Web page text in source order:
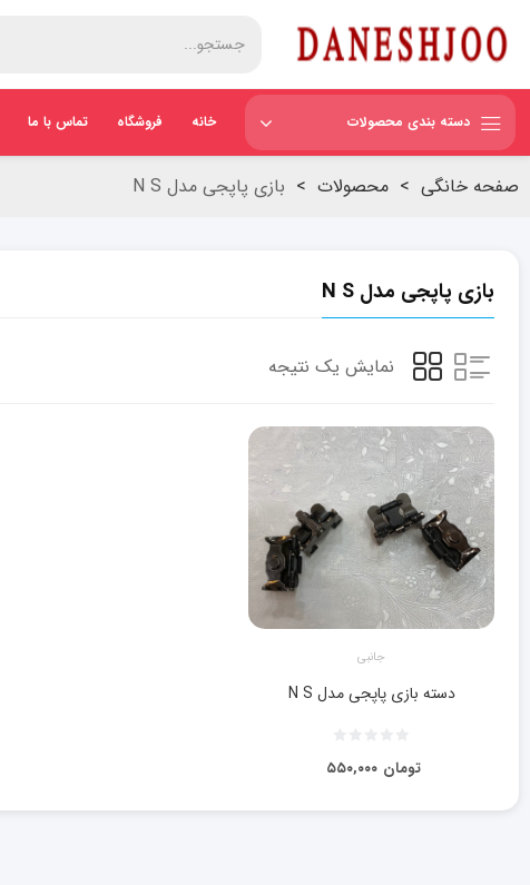
دسته بندی محصولات خانه فروشگاه تماس با ما
صفحه خانگی > محصولات > بازی پاپجی مدل N S
بازی پاپجی مدل N S
نمایش یک نتیجه
جانبی
دسته بازی پاپجی مدل N S
۵۵۰,۰۰۰ تومان